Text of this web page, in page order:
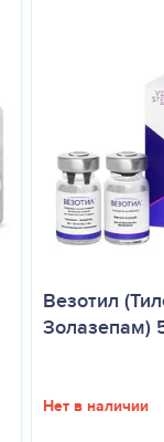
Везотил
Золазепам)
Нет в наличии